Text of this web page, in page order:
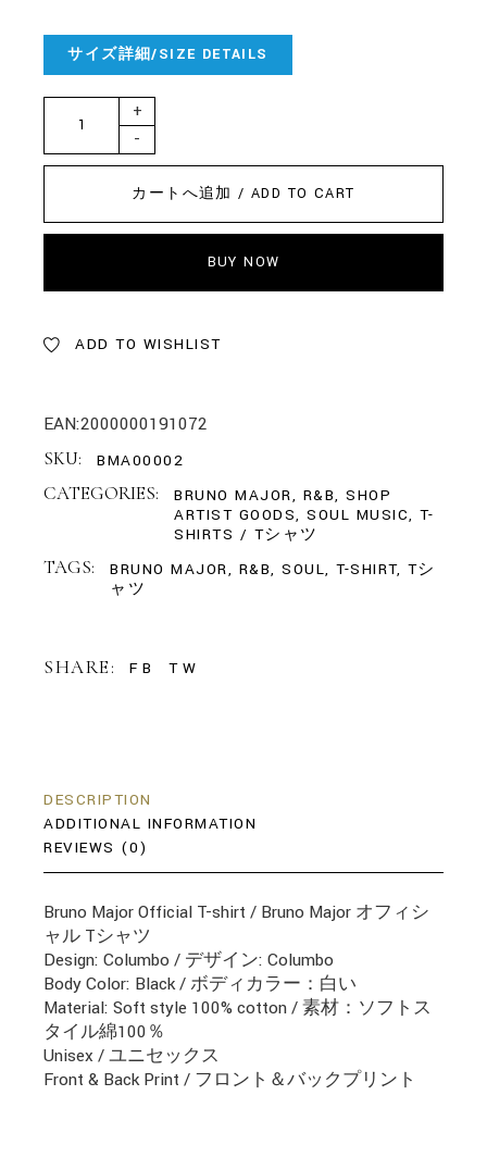
サイズ詳細/SIZE DETAILS
Bruno Major - Columbo Tシャツ quantity
-
+
カートへ追加 / ADD TO CART
BUY NOW
ADD TO WISHLIST
EAN:2000000191072
SKU: BMA00002
CATEGORIES: BRUNO MAJOR, R&B,SHOP
ARTIST GOODS,SOUL MUSIC,T-
SHIRTS / Tシャツ
TAGS: BRUNO MAJOR, R&B,SOUL,T-SHIRT, Tシ
ャツ
SHARE: FB TW
DESCRIPTION
ADDITIONAL INFORMATION
REVIEWS (0)
Bruno Major Official T-shirt / Bruno Major オフィシ
ャル Tシャツ
Design: Columbo / デザイン: Columbo
Body Color: Black / ボディカラー：白い
Material: Soft style 100% cotton / 素材：ソフトス
タイル綿100％
Unisex / ユニセックス
Front & Back Print / フロント＆バックプリント